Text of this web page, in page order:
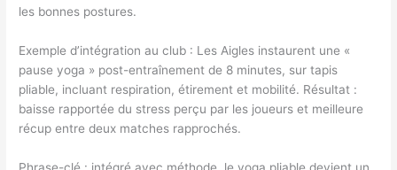
les bonnes postures.
Exemple d’intégration au club : Les Aigles instaurent une «
pause yoga » post-entraîne­ment de 8 minutes, sur tapis
pliable, incluant respiration, étirement et mobilité. Résultat :
baisse rapportée du stress perçu par les joueurs et meilleure
récup entre deux matches rapprochés.
Phrase-clé : intégré avec méthode, le yoga pliable devient un